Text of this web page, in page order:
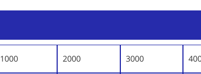
1000 2000 3000